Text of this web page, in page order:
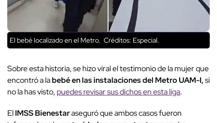
El bebé localizado en el Metro. Créditos: Especial.
Sobre esta historia, se hizo viral el testimonio de la mujer que
encontró a labebé en las instalaciones del Metro UAM-I,si
no la has visto, puedes revisar sus dichos en esta liga.
ElIMSS Bienestaraseguró que ambos casos fueron